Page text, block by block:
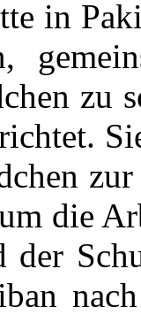
in
zu
die
der